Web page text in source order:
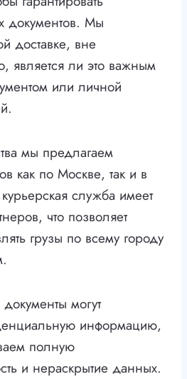
документов. Мы
доставке, вне
является ли это важным
или личной
мы предлагаем
как по Москве, так и в
служба имеет
что позволяет
грузы по всему городу
могут
информацию,
полную
и нераскрытие данных.